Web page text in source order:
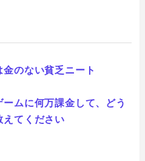
のない貧乏ニート
ムに何万課金して、どう
えてください